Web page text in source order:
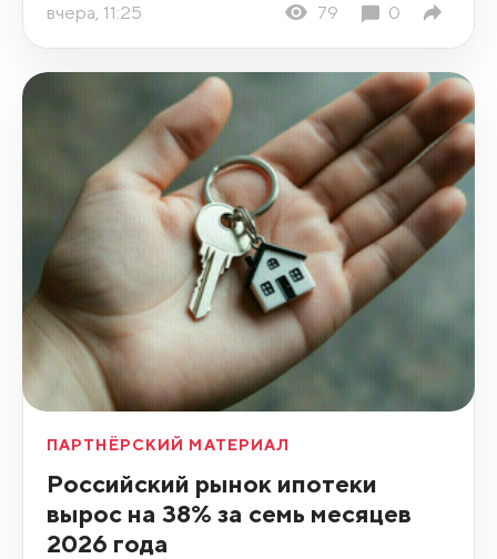
вчера, 11:25 79 0
ПАРТНЁРСКИЙ МАТЕРИАЛ
Российский рынок ипотеки
вырос на 38% за семь месяцев
2026 года